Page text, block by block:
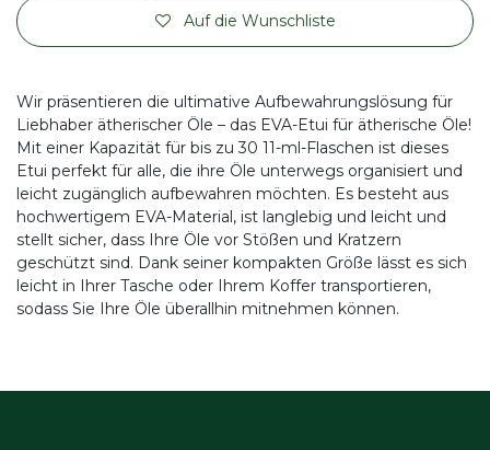
Auf die Wunschliste
Wir präsentieren die ultimative Aufbewahrungslösung für
Liebhaber ätherischer Öle – das EVA-Etui für ätherische Öle!
Mit einer Kapazität für bis zu 30 11-ml-Flaschen ist dieses
Etui perfekt für alle, die ihre Öle unterwegs organisiert und
leicht zugänglich aufbewahren möchten. Es besteht aus
hochwertigem EVA-Material, ist langlebig und leicht und
stellt sicher, dass Ihre Öle vor Stößen und Kratzern
geschützt sind. Dank seiner kompakten Größe lässt es sich
leicht in Ihrer Tasche oder Ihrem Koffer transportieren,
sodass Sie Ihre Öle überallhin mitnehmen können.